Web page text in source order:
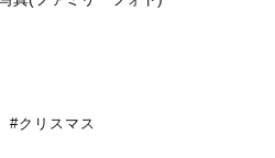
#クリスマス